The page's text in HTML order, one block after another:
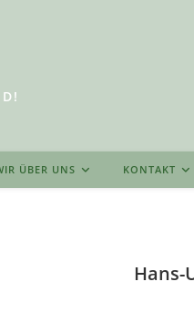
ÜBER UNS KONTAKT